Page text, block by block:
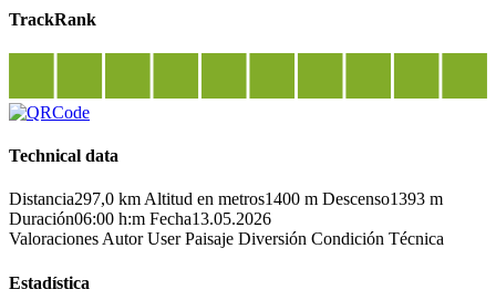
TrackRank
Technical data
Distancia297,0 km Altitud en metros1400 m Descenso1393 m
Duración06:00 h:m Fecha13.05.2026
Valoraciones Autor User Paisaje Diversión Condición Técnica
Estadística